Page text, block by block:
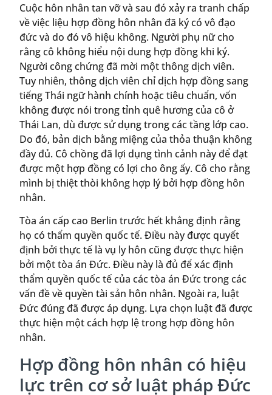
Cuộc hôn nhân tan vỡ và sau đó xảy ra tranh chấp
về việc liệu hợp đồng hôn nhân đã ký có vô đạo
đức và do đó vô hiệu không. Người phụ nữ cho
rằng cô không hiểu nội dung hợp đồng khi ký.
Người công chứng đã mời một thông dịch viên.
Tuy nhiên, thông dịch viên chỉ dịch hợp đồng sang
tiếng Thái ngữ hành chính hoặc tiêu chuẩn, vốn
không được nói trong tỉnh quê hương của cô ở
Thái Lan, dù được sử dụng trong các tầng lớp cao.
Do đó, bản dịch bằng miệng của thỏa thuận không
đầy đủ. Cô chồng đã lợi dụng tình cảnh này để đạt
được một hợp đồng có lợi cho ông ấy. Cô cho rằng
mình bị thiệt thòi không hợp lý bởi hợp đồng hôn
nhân.
Tòa án cấp cao Berlin trước hết khẳng định rằng
họ có thẩm quyền quốc tế. Điều này được quyết
định bởi thực tế là vụ ly hôn cũng được thực hiện
bởi một tòa án Đức. Điều này là đủ để xác định
thẩm quyền quốc tế của các tòa án Đức trong các
vấn đề về quyền tài sản hôn nhân. Ngoài ra, luật
Đức đúng đã được áp dụng. Lựa chọn luật đã được
thực hiện một cách hợp lệ trong hợp đồng hôn
nhân.
Hợp đồng hôn nhân có hiệu
lực trên cơ sở luật pháp Đức